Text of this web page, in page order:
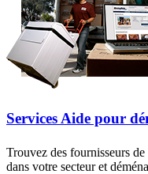
Services Aide pour
Trouvez des fournisseurs
dans votre secteur et